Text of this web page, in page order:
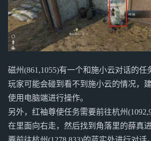
磁州(861,1055)有一个和施小云对话的任
玩家可能会碰到看不到施小云的情况，
使用电脑端进行操作。
另外，红袖尊使任务需要前往杭州
在里面向右走，然后找到角落里的薛真